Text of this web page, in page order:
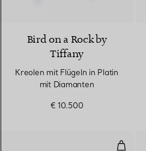
Bird on a Rock by
Tiffany
Kreolen mit Flügeln in Platin
mit Diamanten
€ 10.500
Creolen